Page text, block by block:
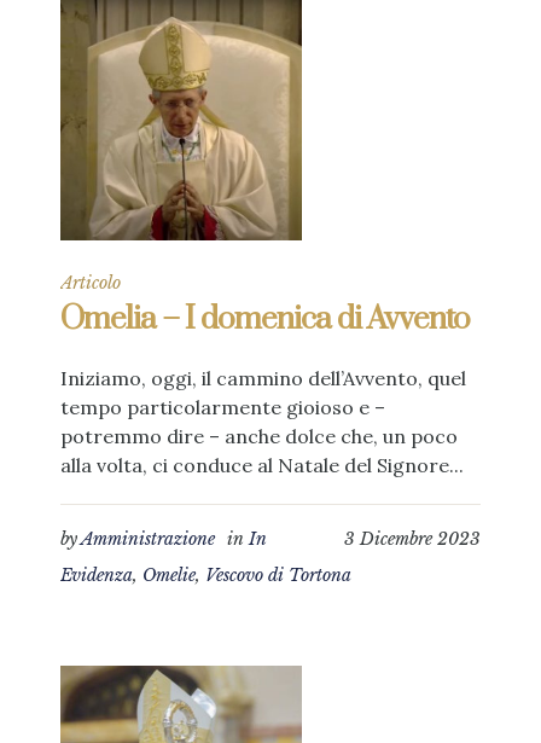
Articolo
Omelia – I domenica di Avvento
Iniziamo, oggi, il cammino dell’Avvento, quel
tempo particolarmente gioioso e –
potremmo dire – anche dolce che, un poco
alla volta, ci conduce al Natale del Signore...
3 Dicembre 2023
byAmministrazione inIn
Evidenza, Omelie, Vescovo di Tortona